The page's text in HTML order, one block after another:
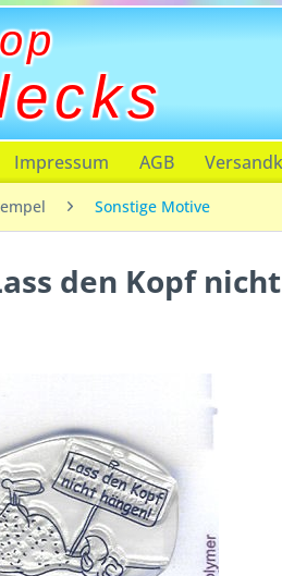
Impressum AGB
Sonstige Motive
den Kopf